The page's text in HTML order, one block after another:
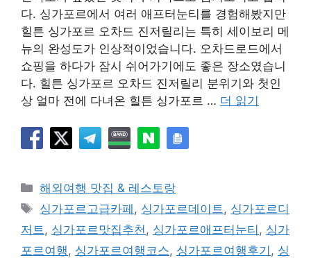
다. 싱가포르에서 여러 애프터눈티를 경험해봤지만
힐튼 싱가포르 오차드 진저릴리는 특히 세이보리 메
뉴의 완성도가 인상적이었습니다. 오차드로드에서
쇼핑을 하다가 잠시 쉬어가기에도 좋은 장소였습니
다. 힐튼 싱가포르 오차드 진저릴리 분위기와 첫인
상 얼마 전에 다녀온 힐튼 싱가포르 … 더 읽기
카
테
리
해외여행 맛집 & 레스토랑
태
그
싱가포르고급카페 , 싱가포르데이트, 싱가포르디
저트, 싱가포르맛집추천, 싱가포르애프터눈티 , 싱가
포르여행, 싱가포르여행코스, 싱가포르여행후기 , 싱